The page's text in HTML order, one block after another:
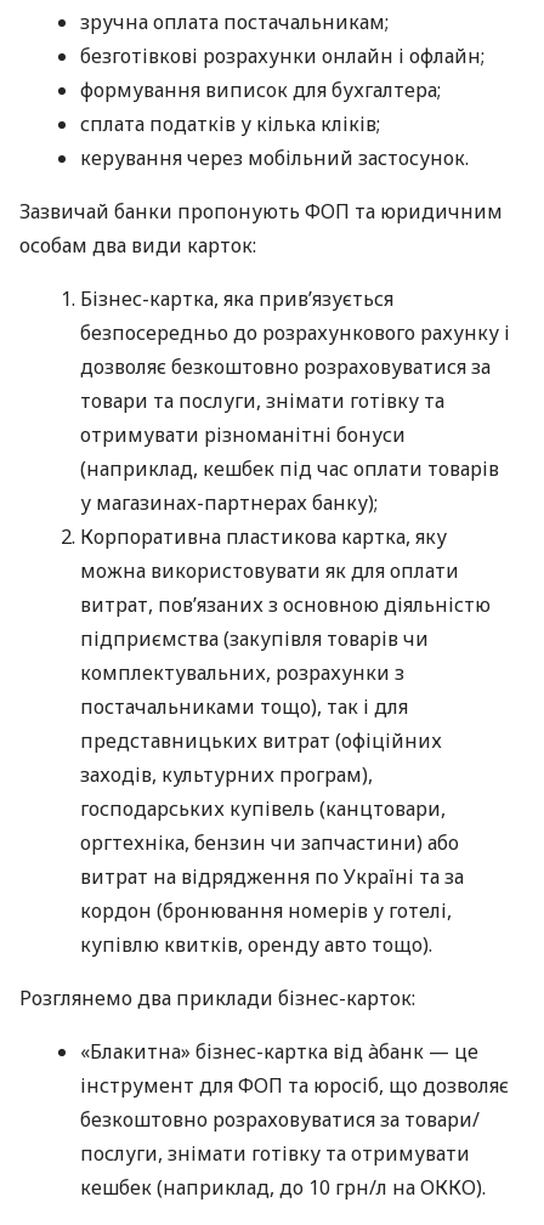
зручна оплата постачальникам;
безготівкові розрахунки онлайн і офлайн;
формування виписок для бухгалтера;
сплата податків у кілька кліків;
керування через мобільний застосунок.
Зазвичай банки пропонують ФОП та юридичним
особам два види карток:
Бізнес-картка, яка прив’язується
безпосередньо до розрахункового рахунку і
дозволяє безкоштовно розраховуватися за
товари та послуги, знімати готівку та
отримувати різноманітні бонуси
(наприклад, кешбек під час оплати товарів
у магазинах-партнерах банку);
Корпоративна пластикова картка, яку
можна використовувати як для оплати
витрат, пов’язаних з основною діяльністю
підприємства (закупівля товарів чи
комплектувальних, розрахунки з
постачальниками тощо), так і для
представницьких витрат (офіційних
заходів, культурних програм),
господарських купівель (канцтовари,
оргтехніка, бензин чи запчастини) або
витрат на відрядження по Україні та за
кордон (бронювання номерів у готелі,
купівлю квитків, оренду авто тощо).
Розглянемо два приклади бізнес-карток:
«Блакитна» бізнес-картка від àбанк — це
інструмент для ФОП та юросіб, що дозволяє
безкоштовно розраховуватися за товари/
послуги, знімати готівку та отримувати
кешбек (наприклад, до 10 грн/л на ОККО).